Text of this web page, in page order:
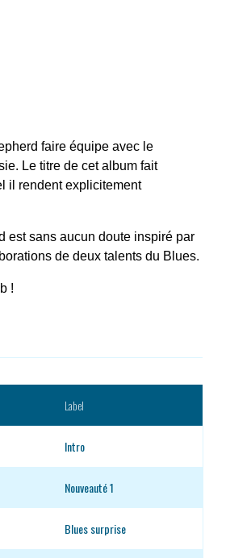
faire équipe avec le
Le titre de cet album fait
il rendent explicitement
est sans aucun doute inspiré par
de deux talents du Blues.
!
Label
Intro
Nouveauté 1
Blues surprise